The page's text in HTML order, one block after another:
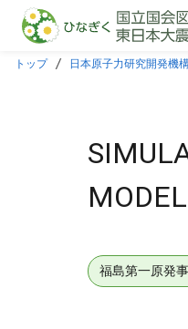
本文に飛ぶ
トップ 日本原子力研究開発機
福島第一原発